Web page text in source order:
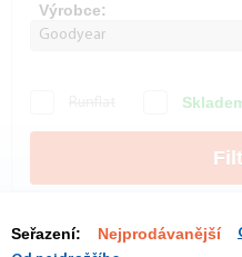
Výrobce:
Seřazení: Nejprodávanější